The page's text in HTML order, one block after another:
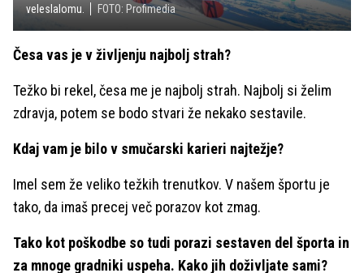
veleslalomu.
FOTO: Profimedia
Česa vas je v življenju najbolj strah?
Težko bi rekel, česa me je najbolj strah. Najbolj si želim
zdravja, potem se bodo stvari že nekako sestavile.
Kdaj vam je bilo v smučarski karieri najtežje?
Imel sem že veliko težkih trenutkov. V našem športu je
tako, da imaš precej več porazov kot zmag.
Tako kot poškodbe so tudi porazi sestaven del športa in
za mnoge gradniki uspeha. Kako jih doživljate sami?